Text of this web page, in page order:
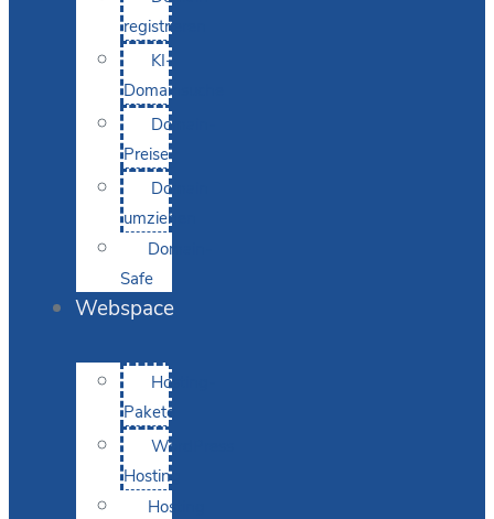
registrieren
KI-
Domainsuche
Domain-
Preise
Domain
umziehen
Domain-
Safe
Webspace
Hosting-
Pakete
WordPress
Hosting
Hosting